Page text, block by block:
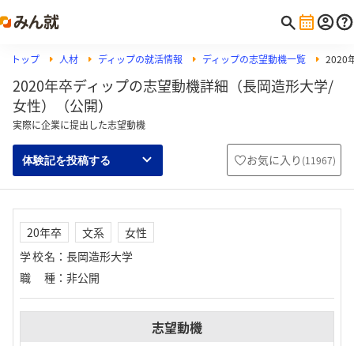
トップ 人材 ディップの就活情報 ディップの志望動機一覧 2020
2020年卒ディップの志望動機詳細（長岡造形大学/
女性）（公開）
実際に企業に提出した志望動機
体験記を投稿する お気に入り (11967)
20年卒 文系
女性
学校名 ： 長岡造形大学
職種 ： 非公開
志望動機